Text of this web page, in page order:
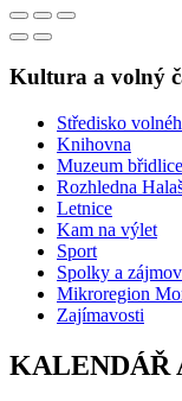
Kultura a volný
Středisko
Knihovna
Muzeum břidlice
Rozhledna
Letnice
Kam na výlet
Sport
Spolky a
Mikroregion
Zajímavosti
KALENDÁŘ